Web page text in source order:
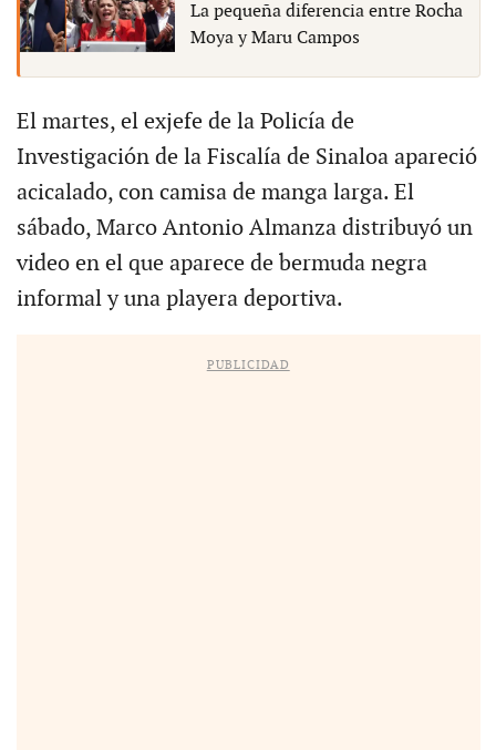
La pequeña diferencia entre Rocha
Moya y Maru Campos
El martes, el exjefe de la Policía de
Investigación de la Fiscalía de Sinaloa apareció
acicalado, con camisa de manga larga. El
sábado, Marco Antonio Almanza distribuyó un
video en el que aparece de bermuda negra
informal y una playera deportiva.
PUBLICIDAD